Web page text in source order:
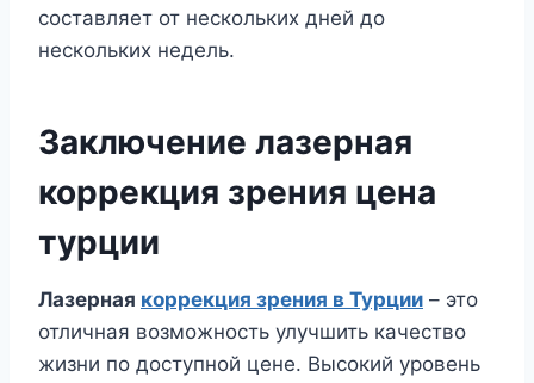
составляет от нескольких дней до
нескольких недель.
Заключение лазерная
коррекция зрения цена
турции
Лазерная коррекция зрения в Турции – это
отличная возможность улучшить качество
жизни по доступной цене. Высокий уровень